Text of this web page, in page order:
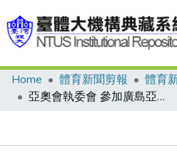
Communities & Collections
Home 體育新聞剪報
體育
亞奧會執委會 參加廣島亞運入境免簽證 廣島亞運籌備會承諾：各代表隊成員只需憑大會核發之身分卡即可入境